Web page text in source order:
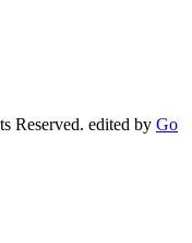
edited by Go